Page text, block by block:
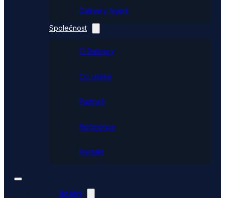
Dativery Agent
Společnost
O Dativery
Co umíme
Partneři
Reference
Kontakt
Řešení